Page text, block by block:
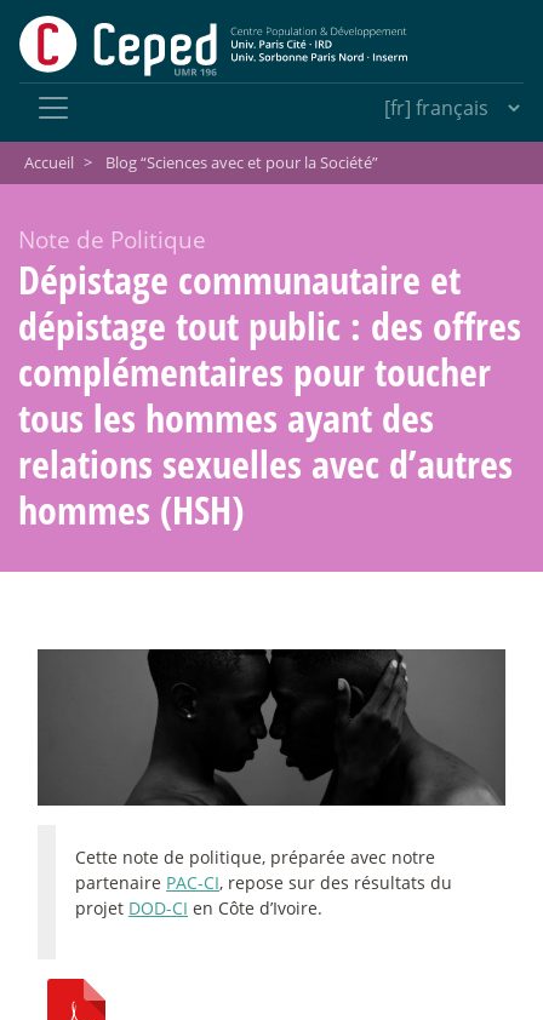
Accueil > Blog “Sciences avec et pour la Société”
Note de Politique
Dépistage communautaire et
dépistage tout public : des offres
complémentaires pour toucher
tous les hommes ayant des
relations sexuelles avec d’autres
hommes (HSH)
Cette note de politique, préparée avec notre
partenaire PAC-CI, repose sur des résultats du
projet DOD-CI en Côte d’Ivoire.